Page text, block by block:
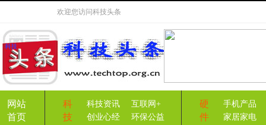
欢迎您访问科技头条
网站
首页
科
技
科技资讯
互联网+
创业心经
环保公益
硬
件
手机产品
家居家电